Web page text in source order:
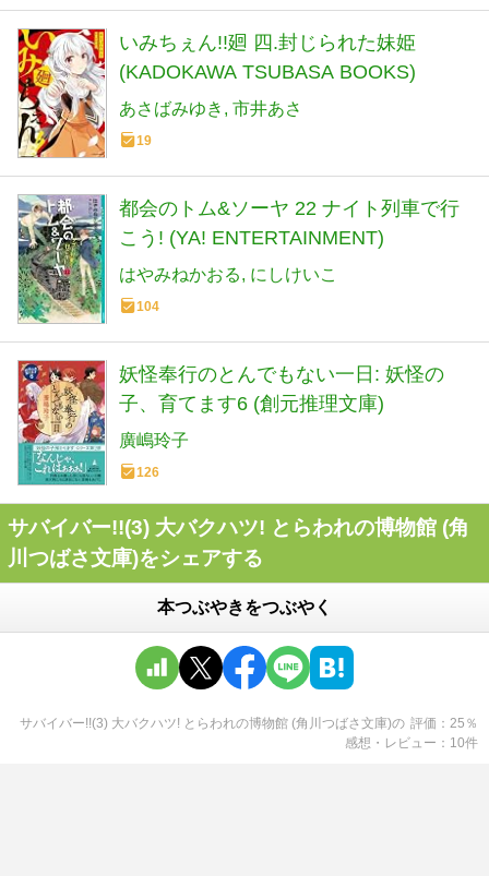
いみちぇん!!廻 四.封じられた妹姫
(KADOKAWA TSUBASA BOOKS)
あさばみゆき 市井あさ
19
都会のトム&ソーヤ 22 ナイト列車で行
こう! (YA! ENTERTAINMENT)
はやみねかおる にしけいこ
104
妖怪奉行のとんでもない一日: 妖怪の
子、育てます6 (創元推理文庫)
廣嶋玲子
126
サバイバー!!(3) 大バクハツ! とらわれの博物館 (角
川つばさ文庫)をシェアする
本つぶやきをつぶやく
サバイバー!!(3) 大バクハツ! とらわれの博物館 (角川つばさ文庫)の 評価 25 ％
感想・レビュー
10件